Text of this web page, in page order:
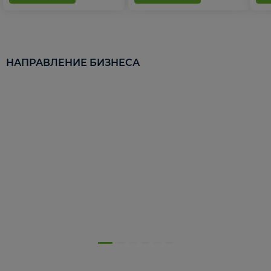
НАПРАВЛЕНИЕ БИЗНЕСА